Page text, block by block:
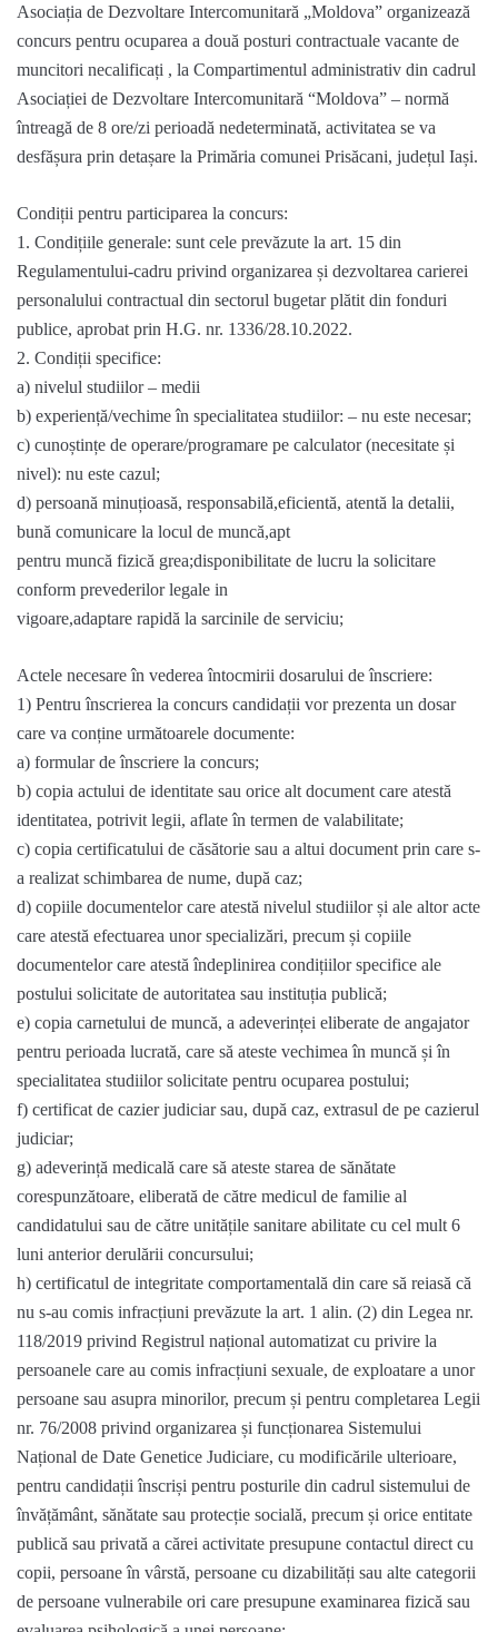
Asociația de Dezvoltare Intercomunitară „Moldova” organizează
concurs pentru ocuparea a două posturi contractuale vacante de
muncitori necalificați , la Compartimentul administrativ din cadrul
Asociației de Dezvoltare Intercomunitară “Moldova” – normă
întreagă de 8 ore/zi perioadă nedeterminată, activitatea se va
desfășura prin detașare la Primăria comunei Prisăcani, județul Iași.
Condiții pentru participarea la concurs:
1. Condițiile generale: sunt cele prevăzute la art. 15 din
Regulamentului-cadru privind organizarea și dezvoltarea carierei
personalului contractual din sectorul bugetar plătit din fonduri
publice, aprobat prin H.G. nr. 1336/28.10.2022.
2. Condiții specifice:
a) nivelul studiilor – medii
b) experiență/vechime în specialitatea studiilor: – nu este necesar;
c) cunoștințe de operare/programare pe calculator (necesitate și
nivel): nu este cazul;
d) persoană minuțioasă, responsabilă,eficientă, atentă la detalii,
bună comunicare la locul de muncă,apt
pentru muncă fizică grea;disponibilitate de lucru la solicitare
conform prevederilor legale in
vigoare,adaptare rapidă la sarcinile de serviciu;
Actele necesare în vederea întocmirii dosarului de înscriere:
1) Pentru înscrierea la concurs candidații vor prezenta un dosar
care va conține următoarele documente:
a) formular de înscriere la concurs;
b) copia actului de identitate sau orice alt document care atestă
identitatea, potrivit legii, aflate în termen de valabilitate;
c) copia certificatului de căsătorie sau a altui document prin care s-
a realizat schimbarea de nume, după caz;
d) copiile documentelor care atestă nivelul studiilor și ale altor acte
care atestă efectuarea unor specializări, precum și copiile
documentelor care atestă îndeplinirea condițiilor specifice ale
postului solicitate de autoritatea sau instituția publică;
e) copia carnetului de muncă, a adeverinței eliberate de angajator
pentru perioada lucrată, care să ateste vechimea în muncă și în
specialitatea studiilor solicitate pentru ocuparea postului;
f) certificat de cazier judiciar sau, după caz, extrasul de pe cazierul
judiciar;
g) adeverință medicală care să ateste starea de sănătate
corespunzătoare, eliberată de către medicul de familie al
candidatului sau de către unitățile sanitare abilitate cu cel mult 6
luni anterior derulării concursului;
h) certificatul de integritate comportamentală din care să reiasă că
nu s-au comis infracțiuni prevăzute la art. 1 alin. (2) din Legea nr.
118/2019 privind Registrul național automatizat cu privire la
persoanele care au comis infracțiuni sexuale, de exploatare a unor
persoane sau asupra minorilor, precum și pentru completarea Legii
nr. 76/2008 privind organizarea și funcționarea Sistemului
Național de Date Genetice Judiciare, cu modificările ulterioare,
pentru candidații înscriși pentru posturile din cadrul sistemului de
învățământ, sănătate sau protecție socială, precum și orice entitate
publică sau privată a cărei activitate presupune contactul direct cu
copii, persoane în vârstă, persoane cu dizabilități sau alte categorii
de persoane vulnerabile ori care presupune examinarea fizică sau